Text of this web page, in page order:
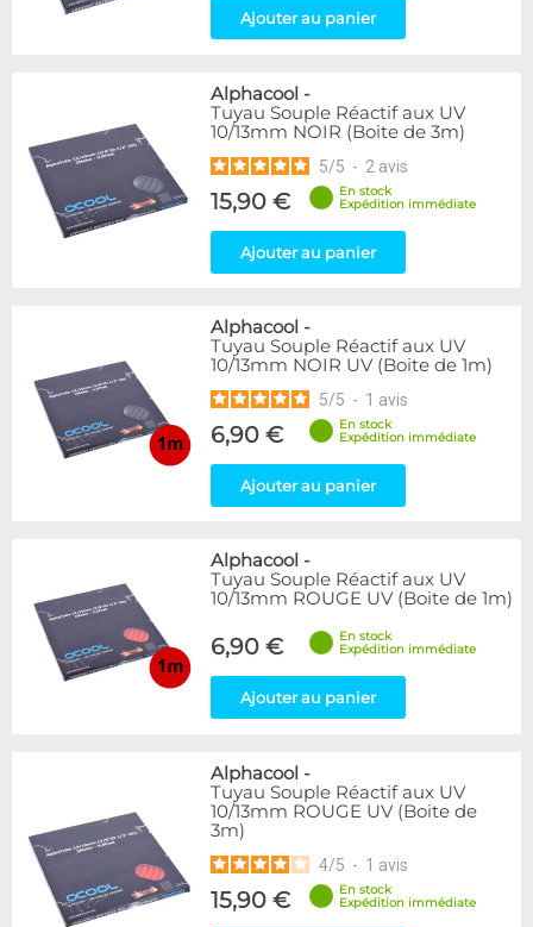
Ajouter au panier
Alphacool -
Tuyau Souple Réactif aux UV
10/13mm NOIR (Boite de 3m)
5/5 - 2 avis
15,90 €
En stock
Expédition immédiate
Ajouter au panier
Alphacool -
Tuyau Souple Réactif aux UV
10/13mm NOIR UV (Boite de 1m)
5/5 - 1 avis
6,90 €
En stock
Expédition immédiate
Ajouter au panier
Alphacool -
Tuyau Souple Réactif aux UV
10/13mm ROUGE UV (Boite de 1m)
6,90 €
En stock
Expédition immédiate
Ajouter au panier
Alphacool -
Tuyau Souple Réactif aux UV
10/13mm ROUGE UV (Boite de
3m)
4/5 - 1 avis
15,90 €
En stock
Expédition immédiate